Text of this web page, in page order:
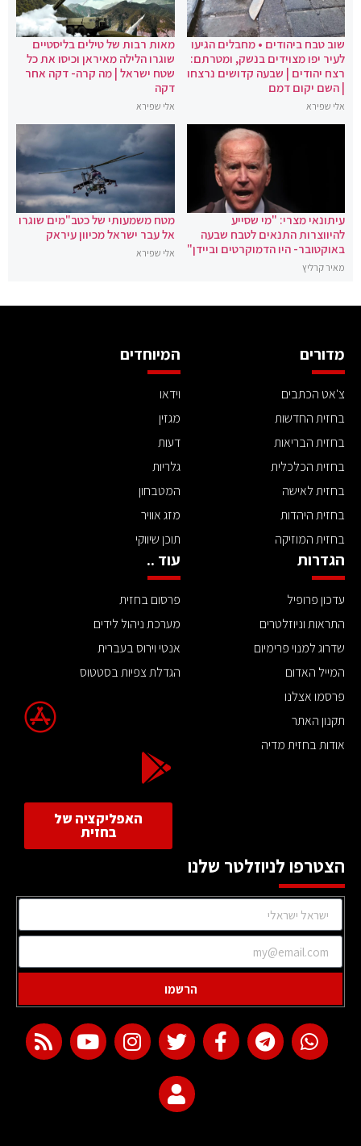
שוב טבח ביהודים • מחבלים הגיעו
לעיר יפו מצוידים בנשק, ומטרתם:
רצח יהודים | שבעה קדושים נרצחו
| השם יקום דמם
אלי שפירא
מאות רבות של טילים בליסטיים
שוגרו הלילה מאיראן וכיסו את כל
שטח ישראל | מה קרה- דקה אחר
דקה
אלי שפירא
עיתונאי מצרי: "מי שסייע
להיווצרות התנאים לטבח שבעה
באוקטובר- היו הדמוקרטים וביידן"
מאיר קרליץ
מטח משמעותי של כטב"מים שוגרו
אל עבר ישראל מכיוון עיראק
אלי שפירא
מדורים
צ'אט הכתבים
בחזית החדשות
בחזית הבריאות
בחזית הכלכלית
בחזית לאישה
בחזית היהדות
בחזית המוזיקה
המיוחדים
וידאו
מגזין
דעות
גלריות
המטבחון
מזג אוויר
תוכן שיווקי
הגדרות
עדכון פרופיל
התראות וניוזלטרים
שדרוג למנוי פרימיום
המייל האדום
פרסמו אצלנו
תקנון האתר
אודות בחזית מדיה
עוד ..
פרסום בחזית
מערכת ניהול לידים
אנטי וירוס בעברית
הגדלת צפיות בסטטוס
האפליקציה של
בחזית
הצטרפו לניוזלטר שלנו
הרשמו